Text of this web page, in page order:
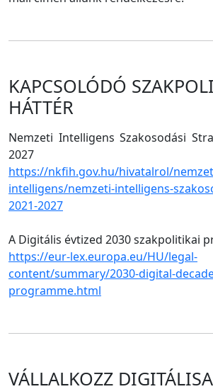
KAPCSOLÓDÓ
HÁTTÉR
Nemzeti Intelligens Szakosodási
2027
https://nkfih.gov.hu/hivatalrol/
intelligens/nemzeti-intelligens-
2021-2027
A Digitális évtized 2030 szakpolitikai
https://eur-lex.europa.eu/HU/legal-
content/summary/2030-digital-
programme.html
VÁLLALKOZZ